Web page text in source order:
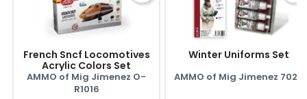
French Sncf Locomotives
Acrylic Colors Set
AMMO of Mig Jimenez O-
R1016
Winter Uniforms Set
AMMO of Mig Jimenez 7020